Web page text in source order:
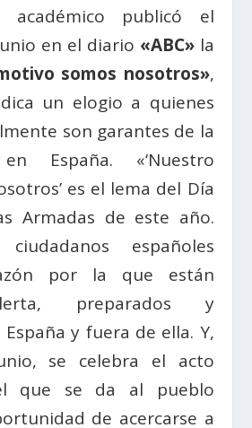
publicó el
en el diario «ABC»la
somos nosotros»,
un elogio a quienes
son garantes de la
España. «‘Nuestro
es el lema del Día
Armadas de este año.
españoles
por la que están
preparados y
y fuera de ella. Y,
se celebra el acto
que se da al pueblo
de acercarse a